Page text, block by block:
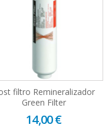
filtro Remineralizador
Green Filter
14,00 €